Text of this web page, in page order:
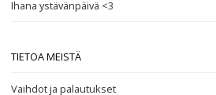
Ihana ystävänpäivä <3
TIETOA MEISTÄ
Vaihdot ja palautukset